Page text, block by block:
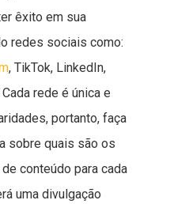
êxito em sua
redes sociais como:
, TikTok, LinkedIn,
rede é única e
portanto, faça
sobre quais são os
conteúdo para cada
uma divulgação